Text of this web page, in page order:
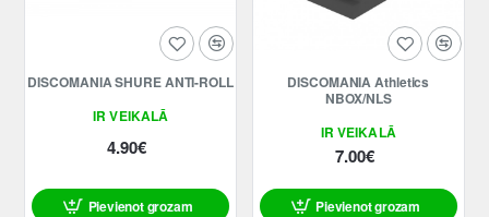
IR VEIKALĀ
DISCOMANIA SHURE ANTI-ROLL
4.90€
Pievienot grozam
IR VEIKALĀ
DISCOMANIA Athletics
NBOX/NLS
7.00€
Pievienot grozam